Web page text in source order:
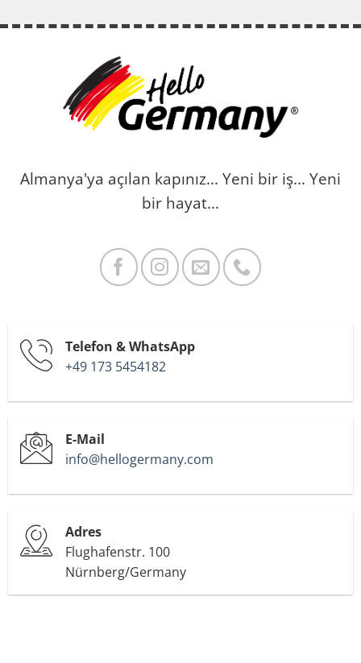
Almanya'ya açılan kapınız... Yeni bir iş... Yeni
bir hayat...
Telefon & WhatsApp
+49 173 5454182
E-Mail
info@hellogermany.com
Adres
Flughafenstr. 100
Nürnberg/Germany